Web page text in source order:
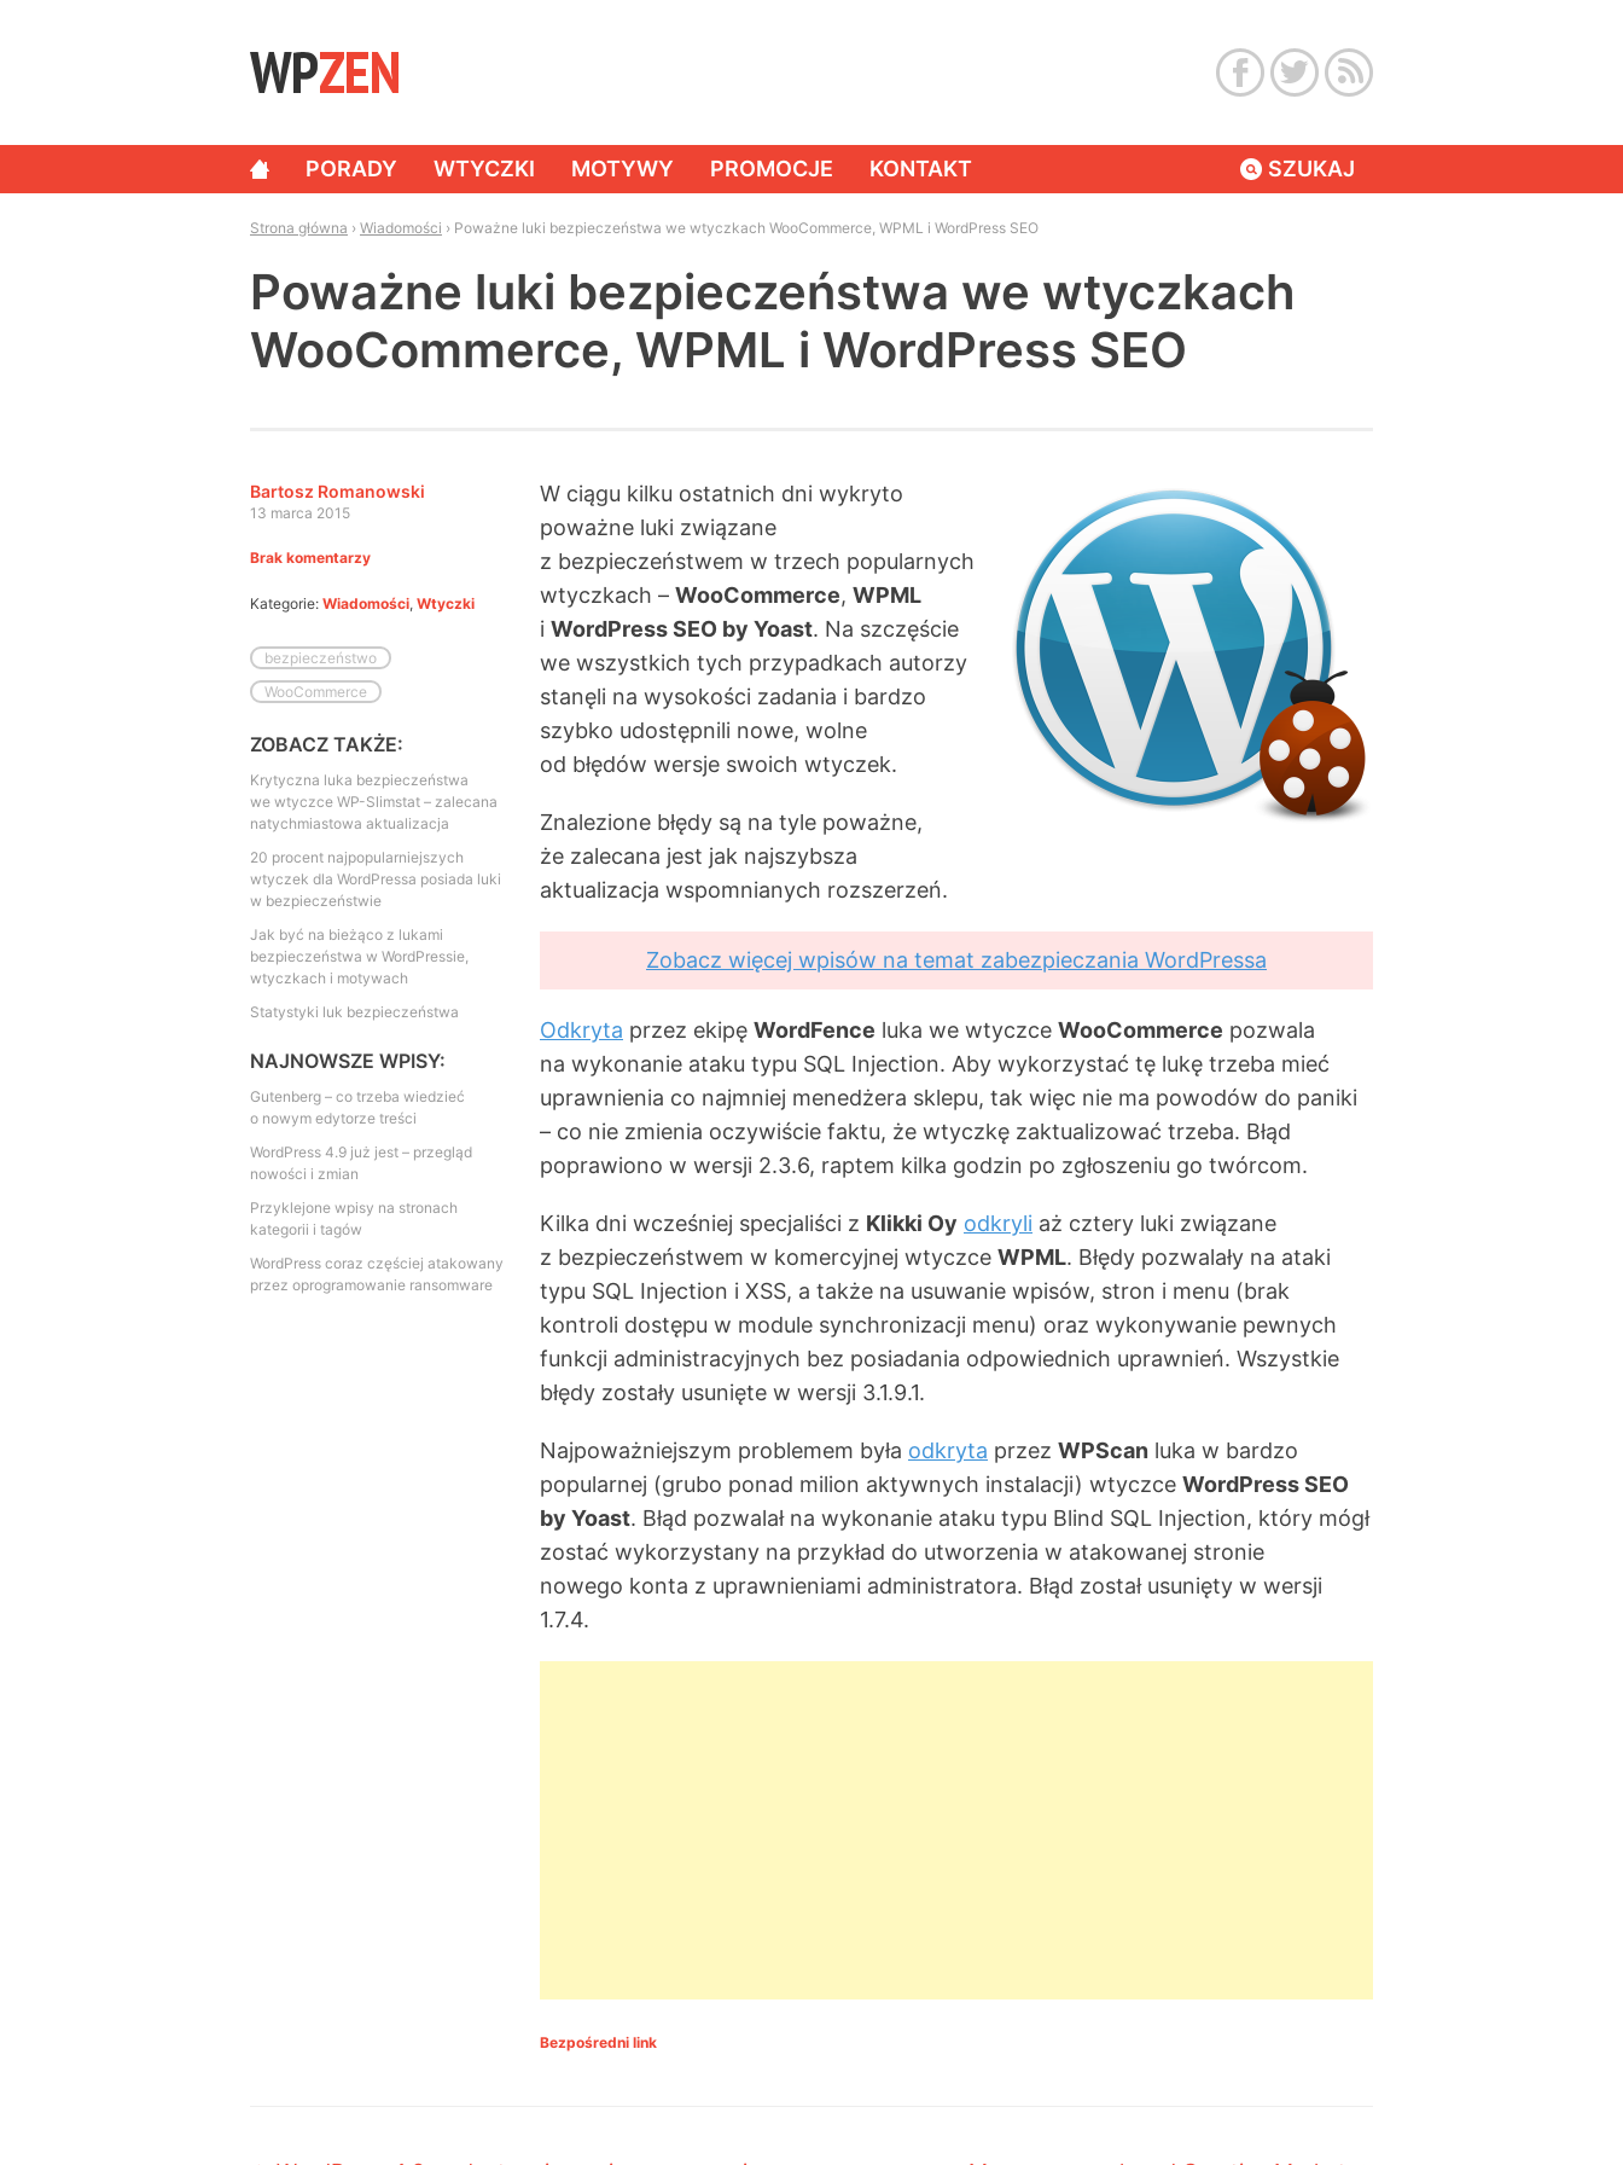
SZUKAJ
PORADY WTYCZKI MOTYWY PROMOCJE KONTAKT
Strona główna › Wiadomości › Poważne luki bezpieczeństwa we wtyczkach WooCommerce, WPML i WordPress SEO
Poważne luki bezpieczeństwa we wtyczkach
WooCommerce, WPML i WordPress SEO
W ciągu kilku ostatnich dni wykryto
poważne luki związane
z bezpieczeństwem w trzech popularnych
wtyczkach – WooCommerce, WPML
i WordPress SEO by Yoast. Na szczęście
we wszystkich tych przypadkach autorzy
stanęli na wysokości zadania i bardzo
szybko udostępnili nowe, wolne
od błędów wersje swoich wtyczek.
Znalezione błędy są na tyle poważne,
że zalecana jest jak najszybsza
aktualizacja wspomnianych rozszerzeń.
Zobacz więcej wpisów na temat zabezpieczania WordPressa
Odkryta przez ekipę WordFence luka we wtyczce WooCommerce pozwala
na wykonanie ataku typu SQL Injection. Aby wykorzystać tę lukę trzeba mieć
uprawnienia co najmniej menedżera sklepu, tak więc nie ma powodów do paniki
– co nie zmienia oczywiście faktu, że wtyczkę zaktualizować trzeba. Błąd
poprawiono w wersji 2.3.6, raptem kilka godzin po zgłoszeniu go twórcom.
Kilka dni wcześniej specjaliści z Klikki Oy odkryli aż cztery luki związane
z bezpieczeństwem w komercyjnej wtyczce WPML. Błędy pozwalały na ataki
typu SQL Injection i XSS, a także na usuwanie wpisów, stron i menu (brak
kontroli dostępu w module synchronizacji menu) oraz wykonywanie pewnych
funkcji administracyjnych bez posiadania odpowiednich uprawnień. Wszystkie
błędy zostały usunięte w wersji 3.1.9.1.
Najpoważniejszym problemem była odkryta przez WPScan luka w bardzo
popularnej (grubo ponad milion aktywnych instalacji) wtyczce WordPress SEO
by Yoast. Błąd pozwalał na wykonanie ataku typu Blind SQL Injection, który mógł
zostać wykorzystany na przykład do utworzenia w atakowanej stronie
nowego konta z uprawnieniami administratora. Błąd został usunięty w wersji
1.7.4.
Bezpośredni link
Bartosz Romanowski
13 marca 2015
Brak komentarzy
Kategorie: Wiadomości, Wtyczki
bezpieczeństwo
WooCommerce
ZOBACZ TAKŻE:
Krytyczna luka bezpieczeństwa
we wtyczce WP-Slimstat – zalecana
natychmiastowa aktualizacja
20 procent najpopularniejszych
wtyczek dla WordPressa posiada luki
w bezpieczeństwie
Jak być na bieżąco z lukami
bezpieczeństwa w WordPressie,
wtyczkach i motywach
Statystyki luk bezpieczeństwa
NAJNOWSZE WPISY:
Gutenberg – co trzeba wiedzieć
o nowym edytorze treści
WordPress 4.9 już jest – przegląd
nowości i zmian
Przyklejone wpisy na stronach
kategorii i tagów
WordPress coraz częściej atakowany
przez oprogramowanie ransomware